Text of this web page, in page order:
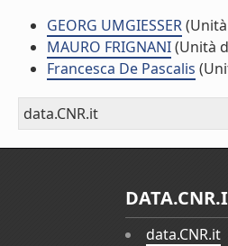
GEORG UMGIESSER
MAURO FRIGNANI(Unità
Francesca De Pascalis
data.CNR.it
data.CNR.it